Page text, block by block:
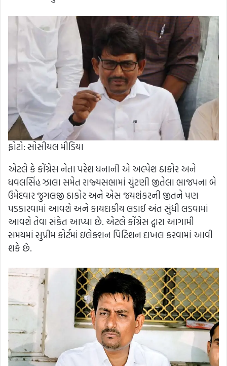
ફોટો: સોસીયલ મીડિયા
એટલે કે કોંગ્રેસ નેતા પરેશ ધનાની એ અલ્પેશ ઠાકોર અને
ધવલસિંહ ઝાલા સમેત રાજ્યસભામાં ચુંટણી જીતેલા ભાજપના બે
ઉમેદવાર જુગલજી ઠાકોર અને એસ જયશંકરની જીતને પણ
પડકારવામાં આવશે અને કાયદાકીય લડાઈ અંત સુંધી લડવામાં
આવશે તેવા સંકેત આપ્યા છે. એટલે કોંગ્રેસ દ્વારા આગામી
સમયમાં સુપ્રીમ કોર્ટમાં ઇલેક્શન પિટિશન દાખલ કરવામાં આવી
શકે છે.